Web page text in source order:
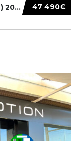
47 490€
VOLKSWAGEN TOUAREG (CR) 5P (18-) 2021...